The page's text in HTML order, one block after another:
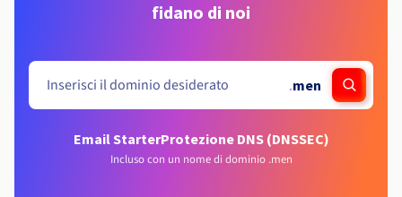
fidano di noi
.men
Email StarterProtezione DNS (DNSSEC)
Incluso con un nome di dominio .men